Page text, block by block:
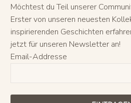
Möchtest du Teil unserer
Erster von unseren neuesten
inspirierenden Geschichten
jetzt für unseren Newsletter an!
Email-Addresse